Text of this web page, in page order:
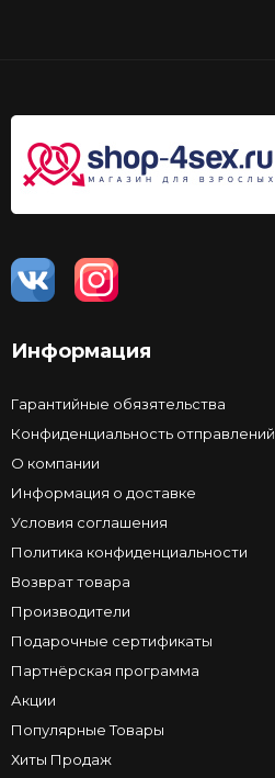
Информация
Гарантийные обязятельства
Конфиденциальность отправлений
О компании
Информация о доставке
Условия соглашения
Политика конфиденциальности
Возврат товара
Производители
Подарочные сертификаты
Партнёрская программа
Акции
Популярные Товары
Хиты Продаж